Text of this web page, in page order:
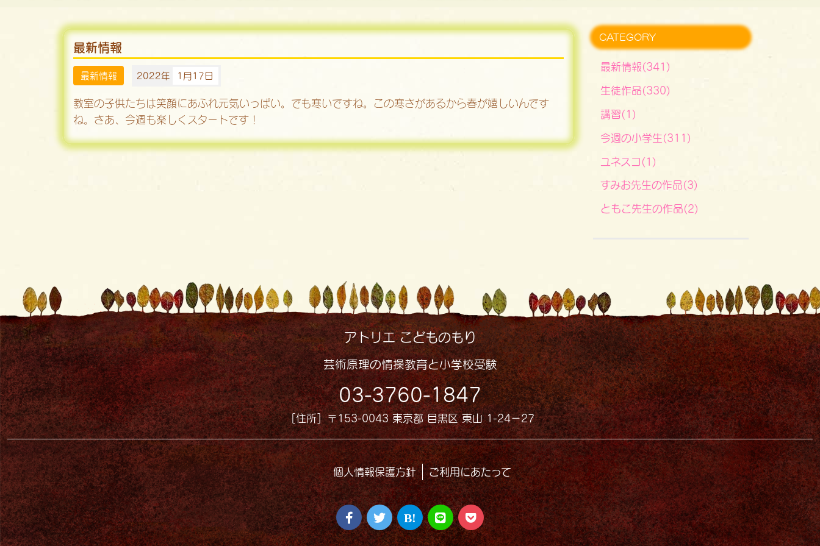
最新情報
最新情報 2022年 1月17日
教室の子供たちは笑顔にあふれ元気いっぱい。でも寒いですね。この寒さがあるから春が嬉しいんです
ね。さあ、今週も楽しくスタートです！
CATEGORY
最新情報(341)
生徒作品(330)
講習(1)
今週の小学生(311)
ユネスコ(1)
すみお先生の作品(3)
ともこ先生の作品(2)
アトリエ こどものもり
芸術原理の情操教育と小学校受験
03-3760-1847
［住所］〒153-0043 東京都 目黒区 東山 1-24−27
個人情報保護方針 ご利用にあたって